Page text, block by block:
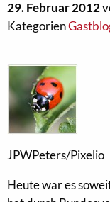
29. Februar 2012
Kategorien
JPWPeters/Pixelio
Heute war es